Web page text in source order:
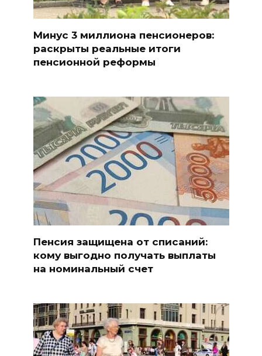
Минус 3 миллиона пенсионеров:
раскрыты реальные итоги
пенсионной реформы
Пенсия защищена от списаний:
кому выгодно получать выплаты
на номинальный счет